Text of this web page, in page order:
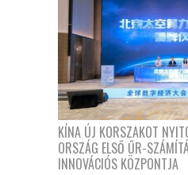
KÍNA ÚJ KORSZAKOT
ORSZÁG ELSŐ ŰR-
INNOVÁCIÓS KÖZPONTJA